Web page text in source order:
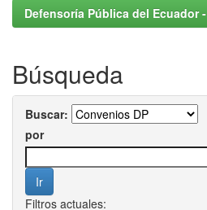
Defensoría Pública del Ecuador
Búsqueda
Buscar:
por
Filtros actuales: